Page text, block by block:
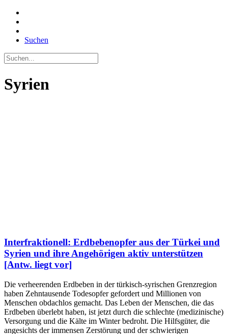
Suchen
Syrien
Interfraktionell: Erdbebenopfer aus der Türkei und
Syrien und ihre Angehörigen aktiv unterstützen
[Antw. liegt vor]
Die verheerenden Erdbeben in der türkisch-syrischen Grenzregion
haben Zehntausende Todesopfer gefordert und Millionen von
Menschen obdachlos gemacht. Das Leben der Menschen, die das
Erdbeben überlebt haben, ist jetzt durch die schlechte (medizinische)
Versorgung und die Kälte im Winter bedroht. Die Hilfsgüter, die
angesichts der immensen Zerstörung und der schwierigen